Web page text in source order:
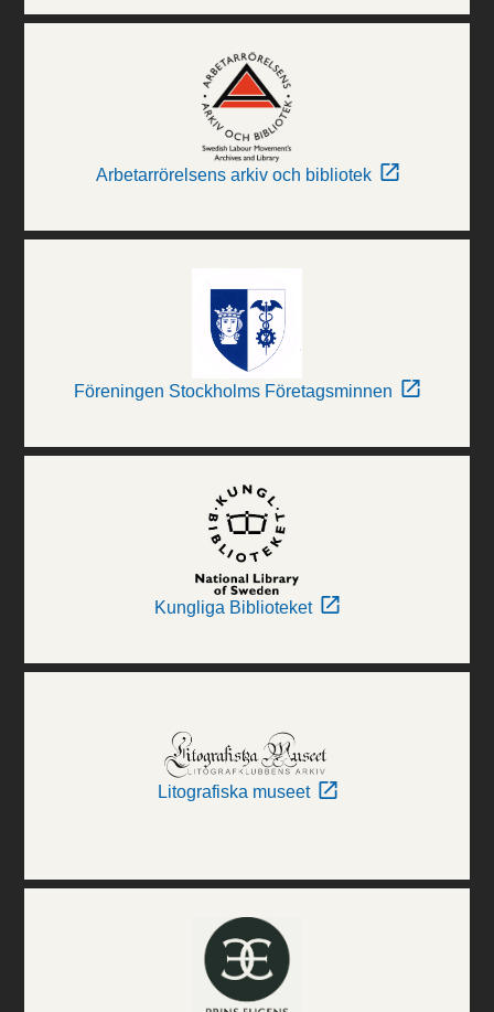
Arbetarrörelsens arkiv och bibliotek
Föreningen Stockholms Företagsminnen
Kungliga Biblioteket
Litografiska museet